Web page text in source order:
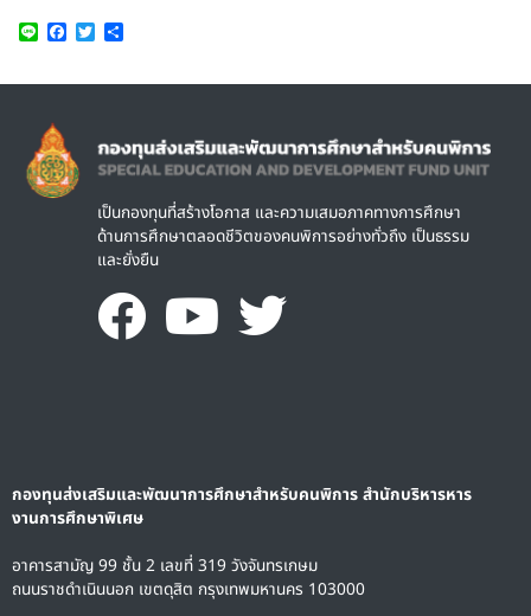
Line Facebook
Twitter
Image
เป็นกองทุนที่สร้างโอกาส และความเสมอภาคทางการศึกษา
ด้านการศึกษาตลอดชีวิตของคนพิการอย่างทั่วถึง เป็นธรรม
และยั่งยืน
กองทุนส่งเสริมและพัฒนาการศึกษาสำหรับคนพิการ สำนักบริหารหาร
งานการศึกษาพิเศษ
อาคารสามัญ 99 ชั้น 2 เลขที่ 319 วังจันทรเกษม
ถนนราชดำเนินนอก เขตดุสิต กรุงเทพมหานคร 103000